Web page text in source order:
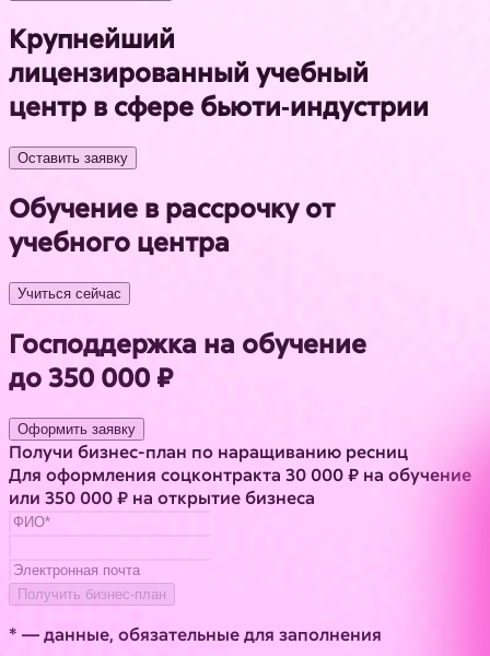
Крупнейший
лицензированный учебный
центр в сфере бьюти‑индустрии
Оставить заявку
Обучение в рассрочку от
учебного центра
Учиться сейчас
Господдержка на обучение
до 350 000 ₽
Оформить заявку
Получи бизнес-план по наращиванию ресниц
Для оформления соцконтракта 30 000 ₽ на обучение
или 350 000 ₽ на открытие бизнеса
Получить бизнес-план
* — данные, обязательные для заполнения